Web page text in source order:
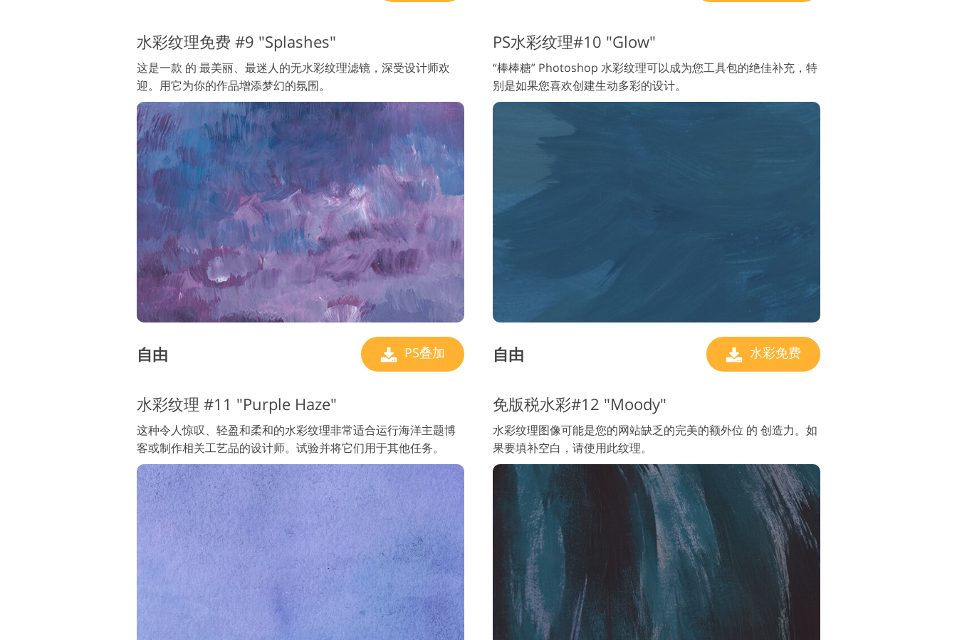
水彩纹理免费 #9 "Splashes"
这是一款 的 最美丽、最迷人的无水彩纹理滤镜，深受设计师欢
迎。用它为你的作品增添梦幻的氛围。
自由 PS叠加
PS水彩纹理#10 "Glow"
“棒棒糖” Photoshop 水彩纹理可以成为您工具包的绝佳补充，特
别是如果您喜欢创建生动多彩的设计。
自由 水彩免费
水彩纹理 #11 "Purple Haze"
这种令人惊叹、轻盈和柔和的水彩纹理非常适合运行海洋主题博
客或制作相关工艺品的设计师。试验并将它们用于其他任务。
免版税水彩#12 "Moody"
水彩纹理图像可能是您的网站缺乏的完美的额外位 的 创造力。如
果要填补空白，请使用此纹理。